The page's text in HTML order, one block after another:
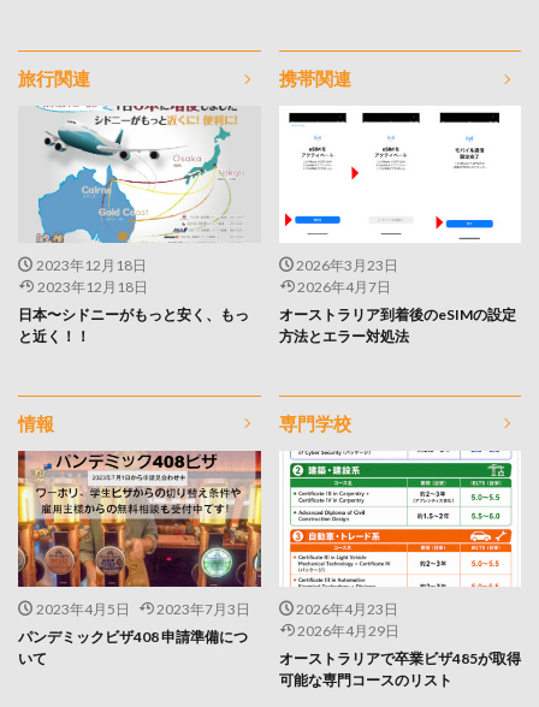
旅行関連
2023年12月18日
2023年12月18日
日本〜シドニーがもっと安く、もっ
と近く！！
携帯関連
2026年3月23日
2026年4月7日
オーストラリア到着後のeSIMの設定
方法とエラー対処法
情報
2023年4月5日
2023年7月3日
パンデミックビザ408 申請準備につ
いて
専門学校
2026年4月23日
2026年4月29日
オーストラリアで卒業ビザ485が取得
可能な専門コースのリスト